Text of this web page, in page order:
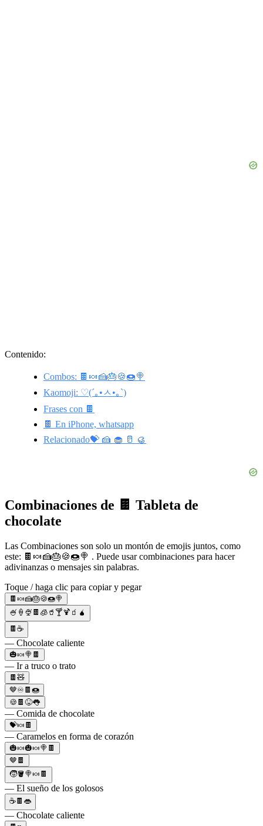
Contenido:
Combos: 🍫🍬🍰🎂🍪🍩🍭
Kaomoji: ♡(´｡•ㅅ•｡`)
Frases con 🍫
🍫 En iPhone, whatsapp
Relacionado💝 🍰 🧁 🥛 🥮
Combinaciones de 🍫 Tableta de
chocolate
Las Combinaciones son solo un montón de emojis juntos, como
este: 🍫🍬🍰🎂🍪🍩🍭 . Puede usar combinaciones para hacer
adivinanzas o mensajes sin palabras.
Toque / haga clic para copiar y pegar
🍫🍬🍰🎂🍪🍩🍭
🍧🍦🍨🍫🧊🥤🍸🍹🧃🧉
🍫☕
— Chocolate caliente
🎃🍬🍭🍫
— Ir a truco o trato
🍫🧸
🤎♾️🍫🍩
🍪🍫😝👅
— Comida de chocolate
💝🍬🍫
— Caramelos en forma de corazón
🎃🍬🎃🍬🍭🍫
🤎🍫
🧒🪣🍭🍬🍫
— El sueño de los golosos
☕🍫👄
— Chocolate caliente